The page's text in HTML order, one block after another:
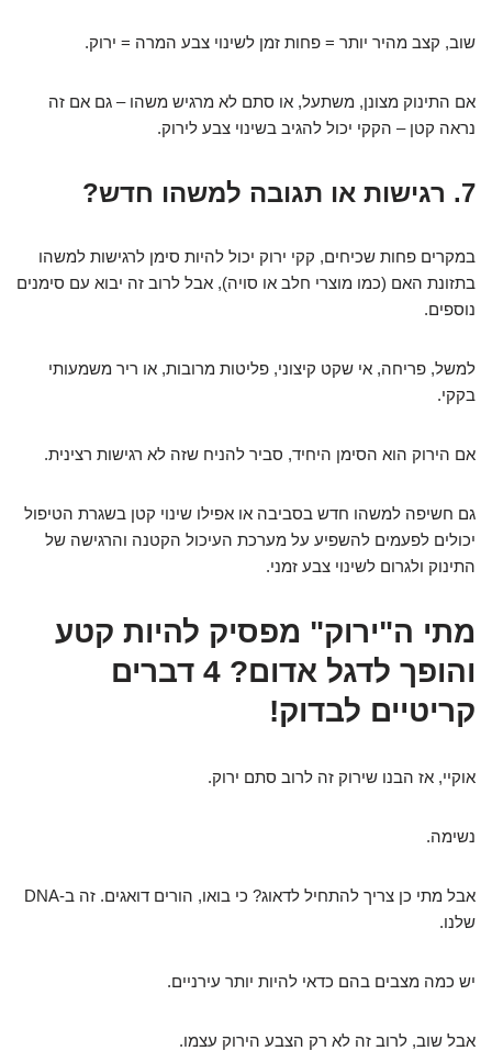
שוב, קצב מהיר יותר = פחות זמן לשינוי צבע המרה = ירוק.
אם התינוק מצונן, משתעל, או סתם לא מרגיש משהו – גם אם זה
נראה קטן – הקקי יכול להגיב בשינוי צבע לירוק.
7. רגישות או תגובה למשהו חדש?
במקרים פחות שכיחים, קקי ירוק יכול להיות סימן לרגישות למשהו
בתזונת האם (כמו מוצרי חלב או סויה), אבל לרוב זה יבוא עם סימנים
נוספים.
למשל, פריחה, אי שקט קיצוני, פליטות מרובות, או ריר משמעותי
בקקי.
אם הירוק הוא הסימן היחיד, סביר להניח שזה לא רגישות רצינית.
גם חשיפה למשהו חדש בסביבה או אפילו שינוי קטן בשגרת הטיפול
יכולים לפעמים להשפיע על מערכת העיכול הקטנה והרגישה של
התינוק ולגרום לשינוי צבע זמני.
מתי ה"ירוק" מפסיק להיות קטע
והופך לדגל אדום? 4 דברים
קריטיים לבדוק!
אוקיי, אז הבנו שירוק זה לרוב סתם ירוק.
נשימה.
אבל מתי כן צריך להתחיל לדאוג? כי בואו, הורים דואגים. זה ב-DNA
שלנו.
יש כמה מצבים בהם כדאי להיות יותר עירניים.
אבל שוב, לרוב זה לא רק הצבע הירוק עצמו.